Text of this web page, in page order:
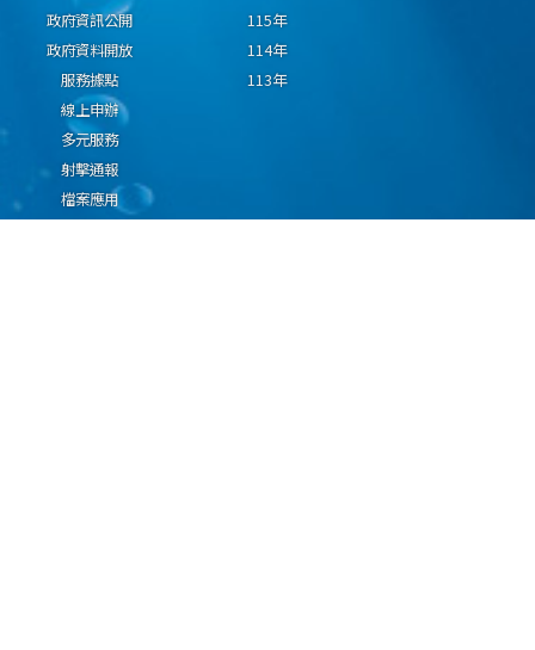
政府資訊公開
政府資料開放
服務據點
線上申辦
多元服務
射擊通報
檔案應用
115年
114年
113年